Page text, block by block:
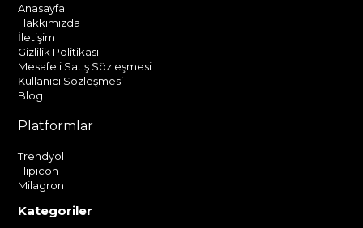
Anasayfa
Hakkımızda
İletişim
Gizlilik Politikası
Mesafeli Satış Sözleşmesi
Kullanıcı Sözleşmesi
Blog
Platformlar
Trendyol
Hipicon
Milagron
Kategoriler